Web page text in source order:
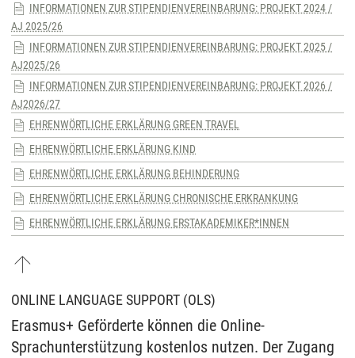
INFORMATIONEN ZUR STIPENDIENVEREINBARUNG: PROJEKT 2024 /
AJ 2025/26
INFORMATIONEN ZUR STIPENDIENVEREINBARUNG: PROJEKT 2025 /
AJ2025/26
INFORMATIONEN ZUR STIPENDIENVEREINBARUNG: PROJEKT 2026 /
AJ2026/27
EHRENWÖRTLICHE ERKLÄRUNG GREEN TRAVEL
EHRENWÖRTLICHE ERKLÄRUNG KIND
EHRENWÖRTLICHE ERKLÄRUNG BEHINDERUNG
EHRENWÖRTLICHE ERKLÄRUNG CHRONISCHE ERKRANKUNG
EHRENWÖRTLICHE ERKLÄRUNG ERSTAKADEMIKER*INNEN
ONLINE LANGUAGE SUPPORT (OLS)
Erasmus+ Geförderte können die Online-
Sprachunterstützung kostenlos nutzen. Der Zugang